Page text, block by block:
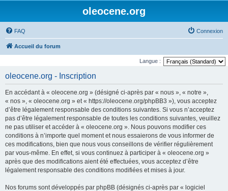
oleocene.org
FAQ Connexion
Accueil du forum
Langue :
oleocene.org - Inscription
En accédant à « oleocene.org » (désigné ci-après par « nous », « notre »,
« nos », « oleocene.org » et « https://oleocene.org/phpBB3 »), vous acceptez
d’être légalement responsable des conditions suivantes. Si vous n’acceptez
pas d’être légalement responsable de toutes les conditions suivantes, veuillez
ne pas utiliser et accéder à « oleocene.org ». Nous pouvons modifier ces
conditions à n’importe quel moment et nous essaierons de vous informer de
ces modifications, bien que nous vous conseillons de vérifier régulièrement
par vous-même. En effet, si vous continuez à participer à « oleocene.org »
après que des modifications aient été effectuées, vous acceptez d’être
légalement responsable des conditions modifiées et mises à jour.
Nos forums sont développés par phpBB (désignés ci-après par « logiciel